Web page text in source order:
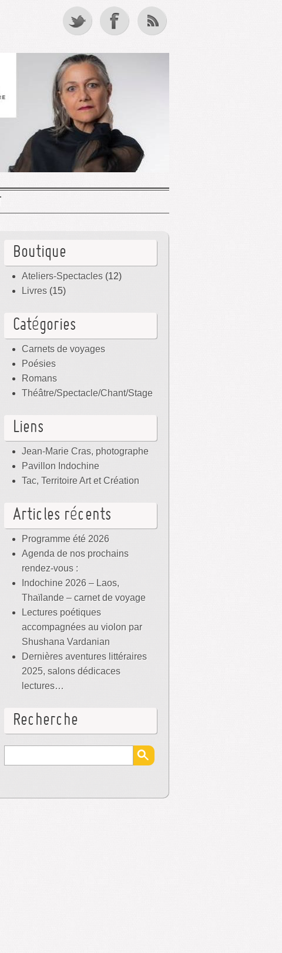
Boutique
Ateliers-Spectacles (12)
Livres (15)
Catégories
Carnets de voyages
Poésies
Romans
Théâtre/Spectacle/Chant/Stage
Liens
Jean-Marie Cras, photographe
Pavillon Indochine
Tac, Territoire Art et Création
Articles récents
Programme été 2026
Agenda de nos prochains
rendez-vous :
Indochine 2026 – Laos,
Thaïlande – carnet de voyage
Lectures poétiques
accompagnées au violon par
Shushana Vardanian
Dernières aventures littéraires
2025, salons dédicaces
lectures…
Recherche